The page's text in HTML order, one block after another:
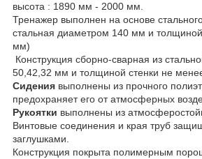
высота : 1890 мм - 2000 мм.
Тренажер выполнен на основе
стальная диаметром 140 мм и
мм)
Конструкция сборно-сварная из
50,42,32 мм и толщиной стенки не
Сидения выполнены из прочного
предохраняет его от атмосферных
Рукоятки выполнены из
Винтовые соединения и края труб
заглушками.
Конструкция покрыта полимерным